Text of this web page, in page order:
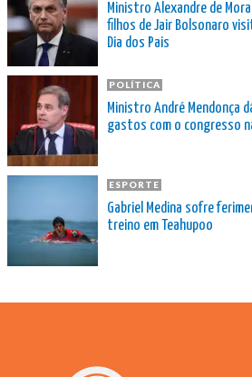
Ministro Alexandre de
filhos de Jair Bolsonaro
Dia dos Pais
POLÍTICA
Ministro André Mendonça
gastos com o congresso
ESPORTE
Gabriel Medina sofre
treino em Teahupoo